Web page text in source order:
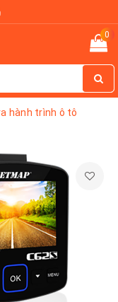
0
hành trình ô tô